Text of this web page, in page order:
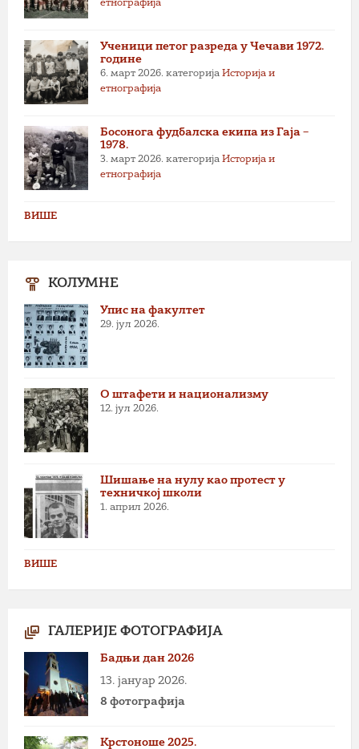
етнографија
Ученици петог разреда у Чечави 1972.
године
6. март 2026. категорија Историја и
етнографија
Босонога фудбалска екипа из Гаја –
1978.
3. март 2026. категорија Историја и
етнографија
ВИШЕ
КОЛУМНЕ
Упис на факултет
29. јул 2026.
О штафети и национализму
12. јул 2026.
Шишање на нулу као протест у
техничкој школи
1. април 2026.
ВИШЕ
ГАЛЕРИЈЕ ФОТОГРАФИЈА
Бадњи дан 2026
13. јануар 2026.
8 фотографија
Крстоноше 2025.